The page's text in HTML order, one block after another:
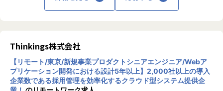
■キャリアアップを全力で応援！
仕事をやってみたい！」「このスキルを伸ばしたい！」等、
今後のキャリアやスキル形成について個人に寄り添いヒアリ
ングした上でアサイン先を決定しています。個人のスキルア
ップ、キャリアパスに出来る限り添えるように、ひとりひと
りと向き合っています！
Thinkings株式会社
【リモート/東京/新規事業プロダクトシニアエンジニア/Webア
プリケーション開発における設計5年以上】2,000社以上の導入
企業数である採用管理を効率化するクラウド型システム提供企